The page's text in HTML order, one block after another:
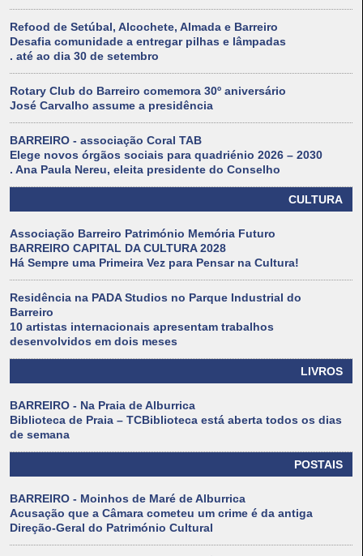
Refood de Setúbal, Alcochete, Almada e Barreiro
Desafia comunidade a entregar pilhas e lâmpadas
. até ao dia 30 de setembro
Rotary Club do Barreiro comemora 30º aniversário
José Carvalho assume a presidência
BARREIRO - associação Coral TAB
Elege novos órgãos sociais para quadriénio 2026 – 2030
. Ana Paula Nereu, eleita presidente do Conselho
CULTURA
Associação Barreiro Património Memória Futuro
BARREIRO CAPITAL DA CULTURA 2028
Há Sempre uma Primeira Vez para Pensar na Cultura!
Residência na PADA Studios no Parque Industrial do
Barreiro
10 artistas internacionais apresentam trabalhos
desenvolvidos em dois meses
LIVROS
BARREIRO - Na Praia de Alburrica
Biblioteca de Praia – TCBiblioteca está aberta todos os dias
de semana
POSTAIS
BARREIRO - Moinhos de Maré de Alburrica
Acusação que a Câmara cometeu um crime é da antiga
Direção-Geral do Património Cultural